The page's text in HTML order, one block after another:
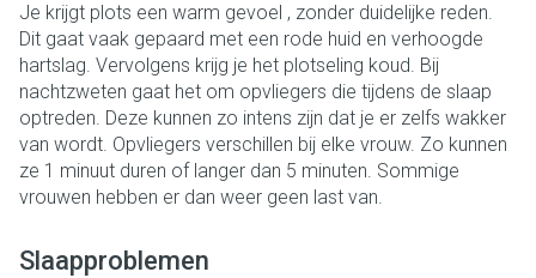
Je krijgt plots een warm gevoel , zonder duidelijke reden.
Dit gaat vaak gepaard met een rode huid en verhoogde
hartslag. Vervolgens krijg je het plotseling koud. Bij
nachtzweten gaat het om opvliegers die tijdens de slaap
optreden. Deze kunnen zo intens zijn dat je er zelfs wakker
van wordt. Opvliegers verschillen bij elke vrouw. Zo kunnen
ze 1 minuut duren of langer dan 5 minuten. Sommige
vrouwen hebben er dan weer geen last van.
Slaapproblemen